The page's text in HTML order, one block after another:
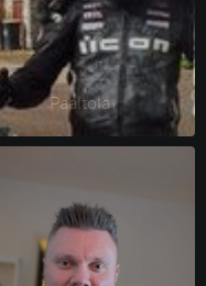
Paaltola